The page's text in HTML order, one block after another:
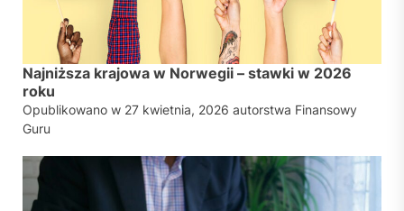
Najniższa krajowa w Norwegii – stawki w 2026
roku
Opublikowano w 27 kwietnia, 2026 autorstwa Finansowy
Guru